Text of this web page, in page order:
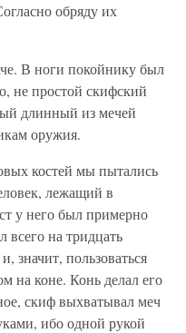
обряду их
В ноги покойнику был
не простой скифский
длинный из мечей
оружия.
костей мы пытались
лежащий в
у него был примерно
всего на тридцать
значит, пользоваться
на коне. Конь делал его
скиф выхватывал меч
ибо одной рукой